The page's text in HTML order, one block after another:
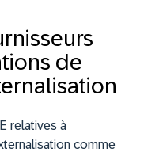
de
relatives à
comme